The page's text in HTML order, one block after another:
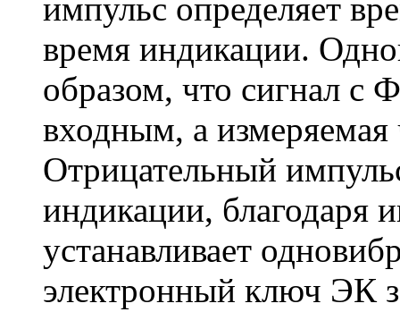
импульс определяет
время индикации.
образом, что сигнал с
входным, а измеряемая
Отрицательный
индикации, благодаря
устанавливает
электронный ключ ЭК